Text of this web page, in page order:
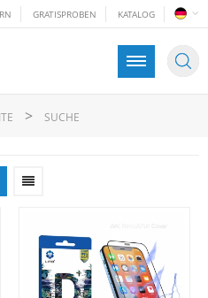
GRATISPROBEN KATALOG
> SUCHE